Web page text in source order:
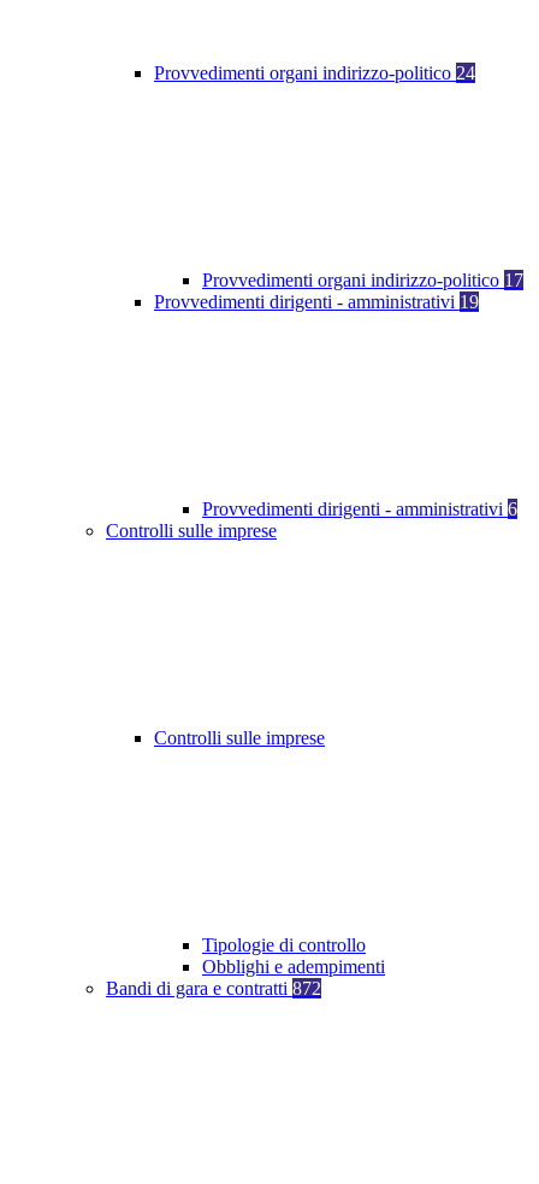
Provvedimenti organi indirizzo-politico 24
Provvedimenti organi indirizzo-politico 17
Provvedimenti dirigenti - amministrativi 19
Provvedimenti dirigenti - amministrativi 6
Controlli sulle imprese
Controlli sulle imprese
Tipologie di controllo
Obblighi e adempimenti
Bandi di gara e contratti 872